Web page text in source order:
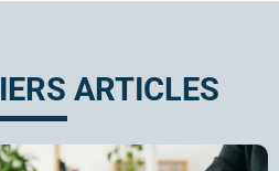
ARTICLES